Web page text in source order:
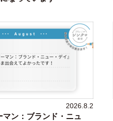
2026.8.2
マン：ブランド・ニュ